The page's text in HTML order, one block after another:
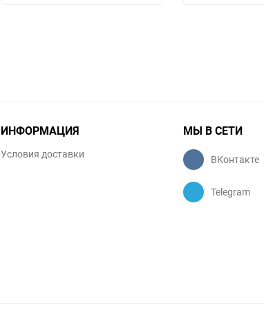
ИНФОРМАЦИЯ
Условия доставки
МЫ В СЕТИ
ВКонтакте
Telegram